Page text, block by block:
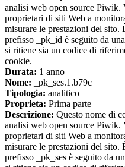
analisi web open source Piwik.
proprietari di siti Web a
misurare le prestazioni del
prefisso _pk_id è seguito da
si ritiene sia un codice di
cookie.
Durata: 1 anno
Nome: _pk_ses.1.b79c
Tipologia: analitico
Proprieta: Prima parte
Descrizione: Questo nome di
analisi web open source Piwik.
proprietari di siti Web a
misurare le prestazioni del
prefisso _pk_ses è seguito da